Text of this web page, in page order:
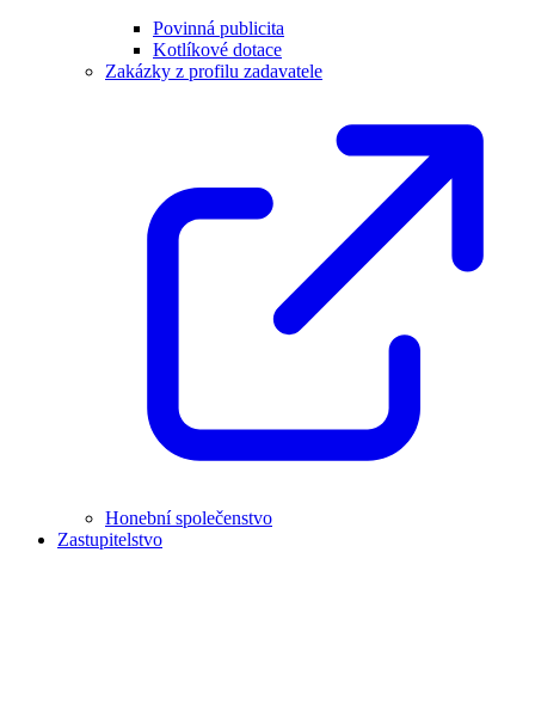
Povinná publicita
Kotlíkové dotace
Zakázky z profilu zadavatele
Honební společenstvo
Zastupitelstvo